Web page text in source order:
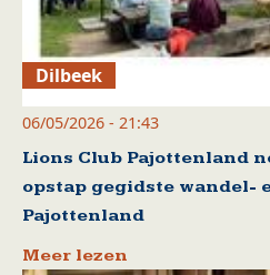
Dilbeek
06/05/2026 - 21:43
Lions Club Pajottenland
opstap gegidste wandel-
Pajottenland
Meer lezen